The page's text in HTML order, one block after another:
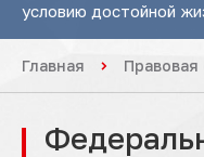
условию достойной
Главная Правовая